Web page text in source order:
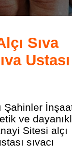
Sıva
Ustası
Şahinler
ve
Sitesi alçı
sıvacı